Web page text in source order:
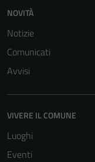
NOVITÀ
Notizie
Comunicati
Avvisi
VIVERE IL COMUNE
Luoghi
Eventi